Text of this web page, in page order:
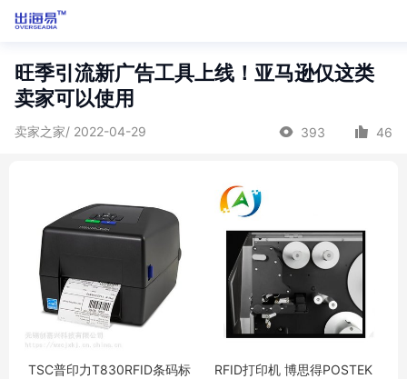
旺季引流新广告工具上线！亚马逊仅这类
卖家可以使用
卖家之家/ 2022-04-29 393 46
TSC普印力T830RFID条码标
RFID打印机 博思得POSTEK